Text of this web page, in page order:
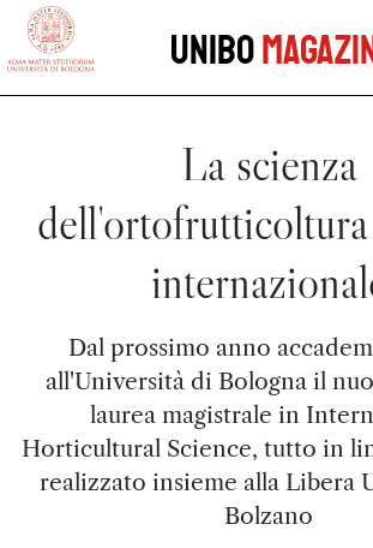
vai al contenuto della pagina
Unibo
La scienza
Dal prossimo anno
all'Università di Bologna il
laurea magistrale in
Horticultural Science, tutto in
realizzato insieme alla Libera
Bolzano